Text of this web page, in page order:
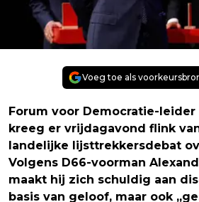
Voeg toe als
Forum voor Democratie-
kreeg er vrijdagavond flink
landelijke lijsttrekkersdebat
Volgens D66-voorman
maakt hij zich schuldig aan
basis van geloof, maar ook